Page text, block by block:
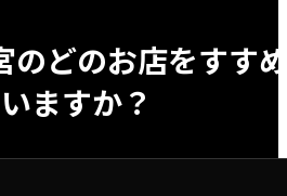
のどのお店をすす
ますか？